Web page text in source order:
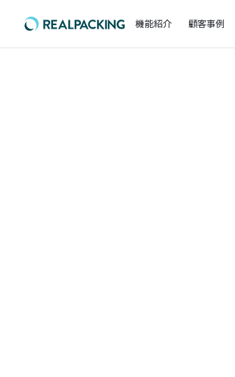
機能紹介 顧客事例